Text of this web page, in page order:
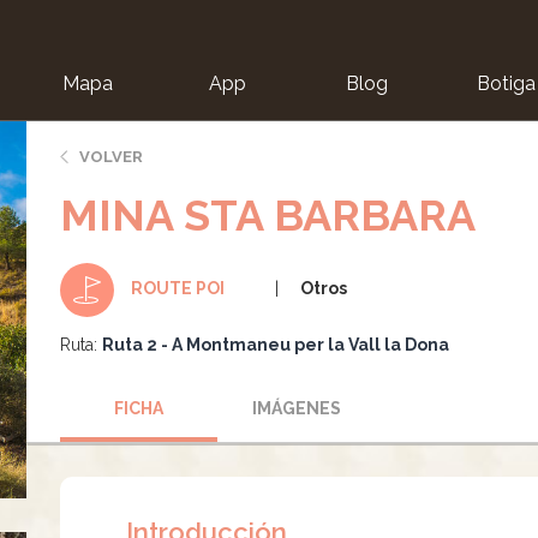
Mapa App Blog Botiga
VOLVER
MINA STA BARBARA
ROUTE POI Otros
Ruta: Ruta 2 - A Montmaneu per la Vall la Dona
FICHA IMÁGENES